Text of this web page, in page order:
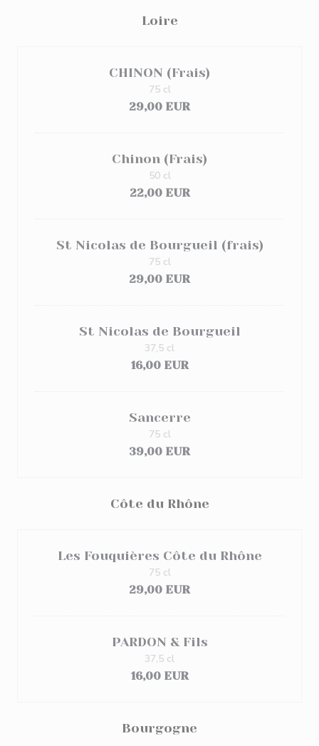
Loire
CHINON (Frais)
29,00 EUR
75 cl
Chinon (Frais)
22,00 EUR
50 cl
St Nicolas de Bourgueil (frais)
29,00 EUR
75 cl
St Nicolas de Bourgueil
16,00 EUR
37,5 cl
Sancerre
39,00 EUR
75 cl
Côte du Rhône
Les Fouquières Côte du Rhône
29,00 EUR
75 cl
PARDON & Fils
16,00 EUR
37,5 cl
Bourgogne